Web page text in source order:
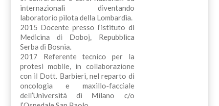
internazionali diventando
laboratorio pilota della Lombardia.
2015 Docente presso l’istituto di
Medicina di Doboj, Repubblica
Serba di Bosnia.
2017 Referente tecnico per la
protesi mobile, in collaborazione
con il Dott. Barbieri, nel reparto di
oncologia e maxillo-facciale
dell’Università di Milano c/o